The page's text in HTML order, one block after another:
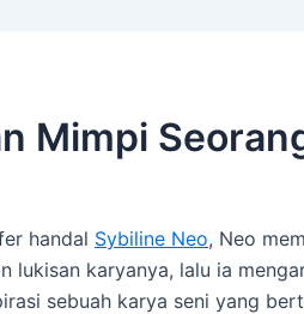
Mimpi
handal Sybiline Neo, Neo
karyanya, lalu ia
sebuah karya seni yang